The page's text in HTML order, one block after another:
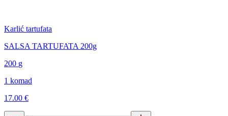
Karlić tartufata
SALSA TARTUFATA 200g
200 g
1 komad
17.00 €